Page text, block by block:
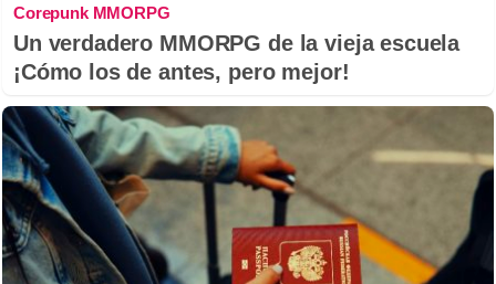
Corepunk MMORPG
Un verdadero MMORPG de la vieja escuela
¡Cómo los de antes, pero mejor!